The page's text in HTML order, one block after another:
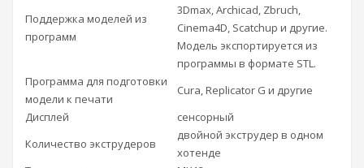
Поддержка моделей из
программ
3Dmax, Archicad, Zbruch,
Cinema4D, Scatchup и другие.
Модель экспортируется из
программы в формате STL.
Программа для подготовки
модели к печати
Cura, Replicator G и другие
Дисплей
сенсорный
Количество экструдеров
двойной экструдер в одном
хотенде